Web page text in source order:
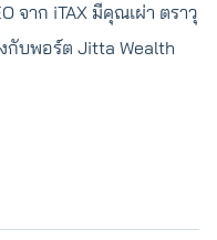
จาก iTAX มีคุณเผ่า ตราวุ
กับพอร์ต Jitta Wealth